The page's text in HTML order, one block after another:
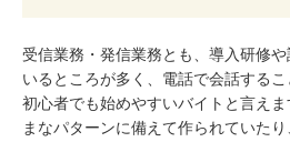
受信業務・発信業務とも、導入研修
いるところが多く、電話で会話する
初心者でも始めやすいバイトと言え
まなパターンに備えて作られていた